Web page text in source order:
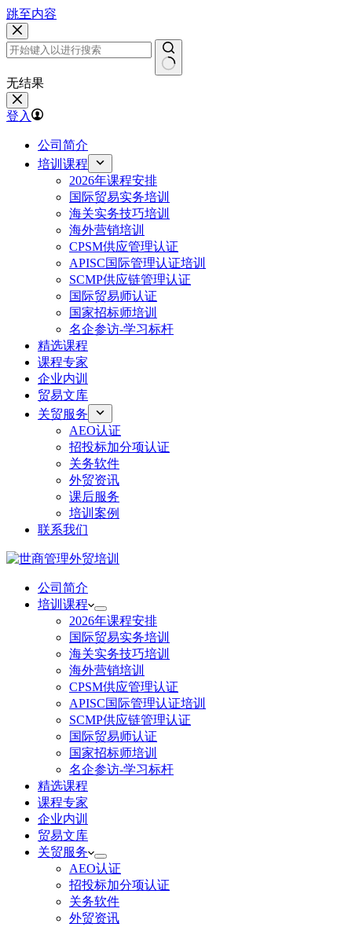
跳至内容
无结果
登入
公司简介
培训课程
2026年课程安排
国际贸易实务培训
海关实务技巧培训
海外营销培训
CPSM供应管理认证
APISC国际管理认证培训
SCMP供应链管理认证
国际贸易师认证
国家招标师培训
名企参访-学习标杆
精选课程
课程专家
企业内训
贸易文库
关贸服务
AEO认证
招投标加分项认证
关务软件
外贸资讯
课后服务
培训案例
联系我们
公司简介
培训课程
2026年课程安排
国际贸易实务培训
海关实务技巧培训
海外营销培训
CPSM供应管理认证
APISC国际管理认证培训
SCMP供应链管理认证
国际贸易师认证
国家招标师培训
名企参访-学习标杆
精选课程
课程专家
企业内训
贸易文库
关贸服务
AEO认证
招投标加分项认证
关务软件
外贸资讯